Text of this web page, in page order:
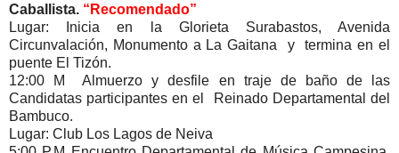
Caballista. “Recomendado”
Lugar: Inicia en la Glorieta Surabastos, Avenida
Circunvalación, Monumento a La Gaitana y termina en el
puente El Tizón.
12:00 M Almuerzo y desfile en traje de baño de las
Candidatas participantes en el Reinado Departamental del
Bambuco.
Lugar: Club Los Lagos de Neiva